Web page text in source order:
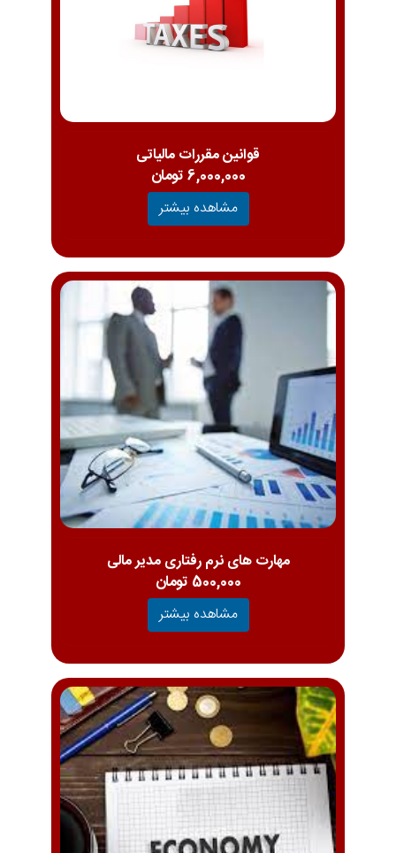
قوانین مقررات مالیاتی
6,000,000 تومان
مشاهده بیشتر
مهارت های نرم رفتاری مدیر مالی
500,000 تومان
مشاهده بیشتر